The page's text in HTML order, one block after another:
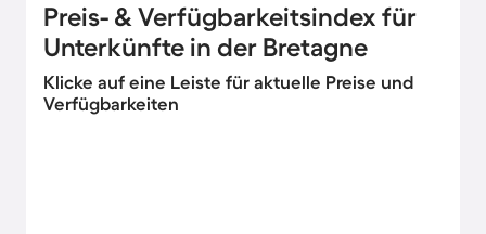
Preis- & Verfügbarkeitsindex für
Unterkünfte in der Bretagne
Klicke auf eine Leiste für aktuelle Preise und
Verfügbarkeiten